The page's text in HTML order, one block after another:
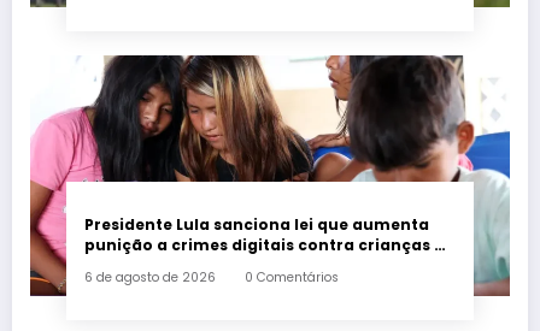
Presidente Lula sanciona lei que aumenta
punição a crimes digitais contra crianças é
6 de agosto de 2026 0 Comentários